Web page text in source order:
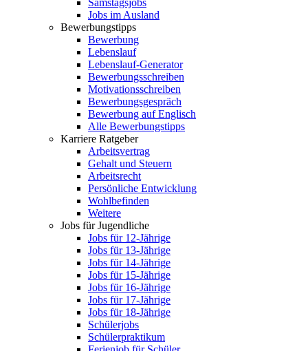
Samstagsjobs
Jobs im Ausland
Bewerbungstipps
Bewerbung
Lebenslauf
Lebenslauf-Generator
Bewerbungsschreiben
Motivationsschreiben
Bewerbungsgespräch
Bewerbung auf Englisch
Alle Bewerbungstipps
Karriere Ratgeber
Arbeitsvertrag
Gehalt und Steuern
Arbeitsrecht
Persönliche Entwicklung
Wohlbefinden
Weitere
Jobs für Jugendliche
Jobs für 12-Jährige
Jobs für 13-Jährige
Jobs für 14-Jährige
Jobs für 15-Jährige
Jobs für 16-Jährige
Jobs für 17-Jährige
Jobs für 18-Jährige
Schülerjobs
Schülerpraktikum